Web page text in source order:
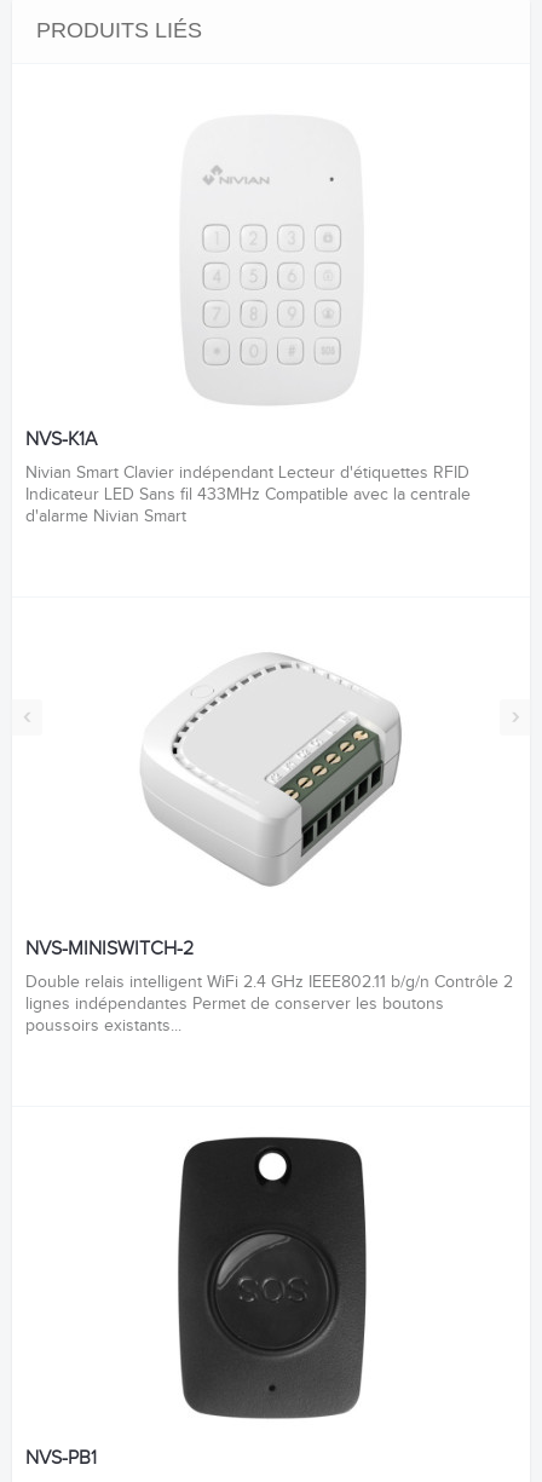
PRODUITS LIÉS
‹ ›
NVS-K1A
Nivian Smart Clavier indépendant Lecteur d'étiquettes RFID
Indicateur LED Sans fil 433MHz Compatible avec la centrale
d'alarme Nivian Smart
NVS-MINISWITCH-2
Double relais intelligent WiFi 2.4 GHz IEEE802.11 b/g/n Contrôle 2
lignes indépendantes Permet de conserver les boutons
poussoirs existants...
NVS-PB1